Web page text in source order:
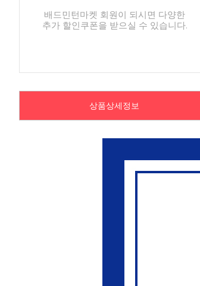
배드민턴마켓 회원이 되시면 다양한
추가 할인쿠폰을 받으실 수 있습니다.
상품상세정보